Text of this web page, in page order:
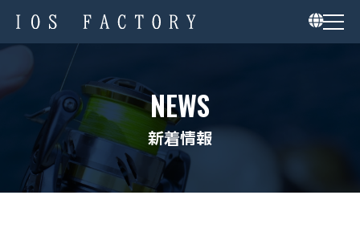
NEWS
新着情報